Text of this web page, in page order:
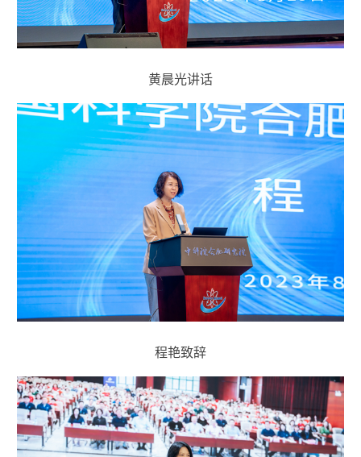
黄晨光讲话
程艳致辞